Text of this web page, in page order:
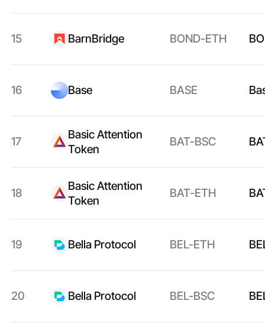
15 BarnBridge BOND-ETH
16 Base BASE
17
Basic Attention
Token
BAT-BSC
18
Basic Attention
Token
BAT-ETH
19 Bella Protocol BEL-ETH
20 Bella Protocol BEL-BSC